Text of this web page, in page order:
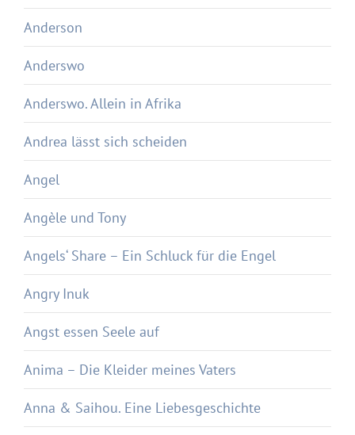
Anderson
Anderswo
Anderswo. Allein in Afrika
Andrea lässt sich scheiden
Angel
Angèle und Tony
Angels‘ Share – Ein Schluck für die Engel
Angry Inuk
Angst essen Seele auf
Anima – Die Kleider meines Vaters
Anna & Saihou. Eine Liebesgeschichte